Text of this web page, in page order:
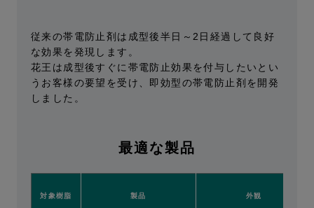
従来の帯電防止剤は成型後半日～2日経過して良好
な効果を発現します。
花王は成型後すぐに帯電防止効果を付与したいとい
うお客様の要望を受け、即効型の帯電防止剤を開発
しました。
最適な製品
対象樹脂 製品 外観